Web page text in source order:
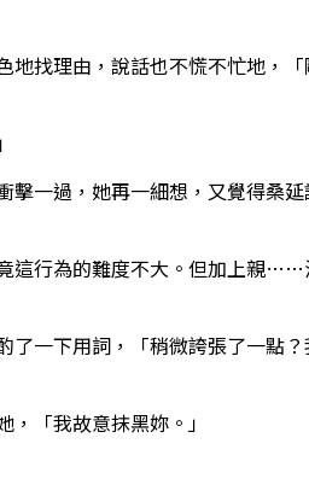
地找理由，說話也不慌不忙地，
一過，她再一細想，又覺得桑
這行為的難度不大。但加上親
一下用詞，「稍微誇張了一點
，「我故意抹黑妳。」